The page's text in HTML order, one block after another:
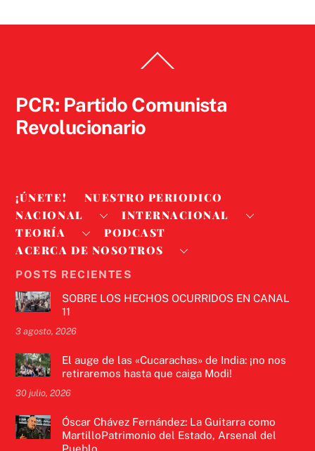
To
PCR: Partido Comunista
Revolucionario
¡ÚNETE!
NUESTRO PERIODICO
NACIONAL
INTERNACIONAL
TEORÍA
PODCAST
ACERCA DE NOSOTROS
POSTS RECIENTES
SOBRE LOS HECHOS OCURRIDOS EN CANAL
11
3 agosto, 2026
El auge de las «Cucarachas» de India: ¡no nos
retiraremos hasta que caiga Modi!
30 julio, 2026
Óscar Chávez Fernández: La Guitarra como
MartilloPatrimonio del Estado, Arsenal del